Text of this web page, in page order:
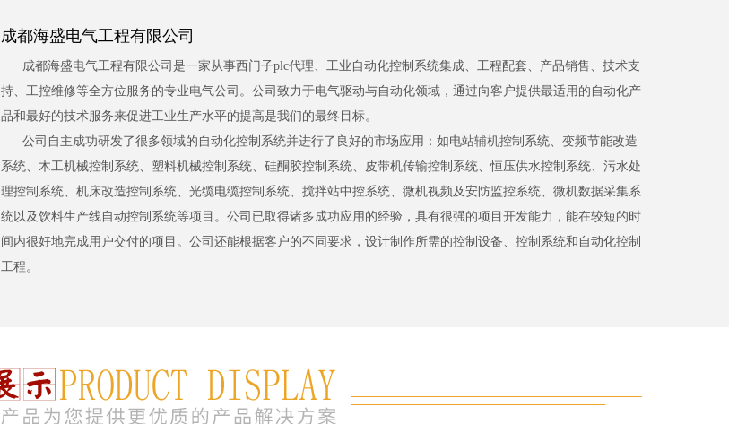
成都海盛电气工程有限公司
成都海盛电气工程有限公司是一家从事西门子plc代理、工业自动化控制系统集成、工程配套、产品销售、技术支
持、工控维修等全方位服务的专业电气公司。公司致力于电气驱动与自动化领域，通过向客户提供最适用的自动化产
品和最好的技术服务来促进工业生产水平的提高是我们的最终目标。
公司自主成功研发了很多领域的自动化控制系统并进行了良好的市场应用：如电站辅机控制系统、变频节能改造
系统、木工机械控制系统、塑料机械控制系统、硅酮胶控制系统、皮带机传输控制系统、恒压供水控制系统、污水处
理控制系统、机床改造控制系统、光缆电缆控制系统、搅拌站中控系统、微机视频及安防监控系统、微机数据采集系
统以及饮料生产线自动控制系统等项目。公司已取得诸多成功应用的经验，具有很强的项目开发能力，能在较短的时
间内很好地完成用户交付的项目。公司还能根据客户的不同要求，设计制作所需的控制设备、控制系统和自动化控制
工程。